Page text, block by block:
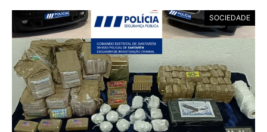
SOCIEDADE